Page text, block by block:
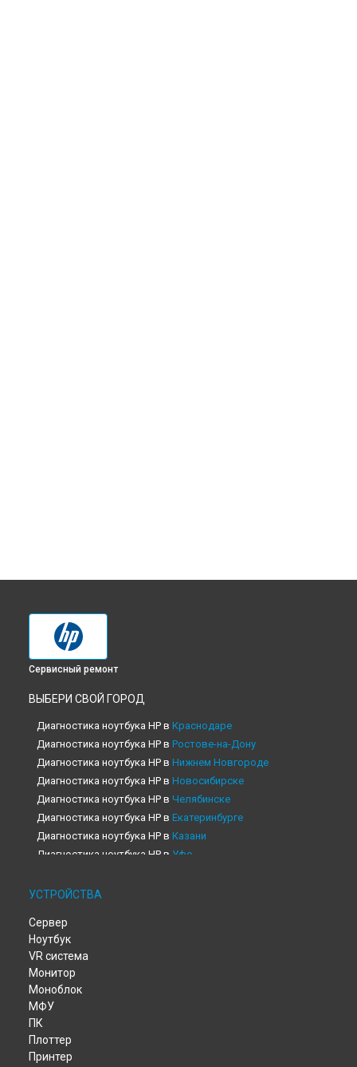
Сервисный ремонт
ВЫБЕРИ СВОЙ ГОРОД
Диагностика ноутбука HP в Краснодаре
Диагностика ноутбука HP в Ростове-на-Дону
Диагностика ноутбука HP в Нижнем Новгороде
Диагностика ноутбука HP в Новосибирске
Диагностика ноутбука HP в Челябинске
Диагностика ноутбука HP в Екатеринбурге
Диагностика ноутбука HP в Казани
Диагностика ноутбука HP в Уфе
Диагностика ноутбука HP в
Диагностика ноутбука HP в
Диагностика ноутбука HP в
Диагностика ноутбука HP в
Диагностика ноутбука HP в
Диагностика ноутбука HP в
Диагностика ноутбука HP в
Диагностика ноутбука HP в
УСТРОЙСТВА
Сервер
Ноутбук
VR система
Монитор
Моноблок
МФУ
ПК
Плоттер
Принтер